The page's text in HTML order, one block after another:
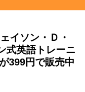
イソン・Ｄ・
式英語トレーニ
399円で販売中